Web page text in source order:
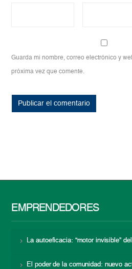
Guarda mi nombre, correo electrónico y
próxima vez que comente.
EMPRENDEDORES
La autoeficacia: “motor invisible”
El poder de la comunidad: nuevo